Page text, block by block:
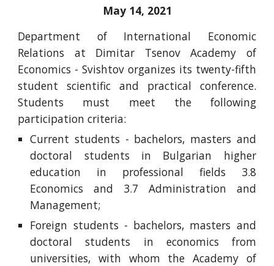
May 14, 2021
Department of International Economic
Relations at Dimitar Tsenov Academy of
Economics - Svishtov organizes its twenty-fifth
student scientific and practical conference.
Students must meet the following
participation criteria:
Current students - bachelors, masters and
doctoral students in Bulgarian higher
education in professional fields 3.8
Economics and 3.7 Administration and
Management;
Foreign students - bachelors, masters and
doctoral students in economics from
universities, with whom the Academy of